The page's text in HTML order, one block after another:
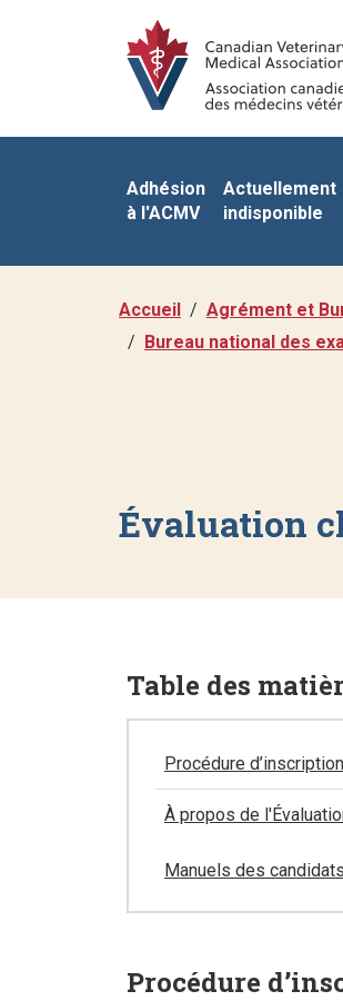
Adhésion
à l'ACMV
Actuellement
indisponible
Accueil
Agrément et
Bureau national des
Évaluation
Table des
Procédure d’inscription
À propos de
Manuels des candidats
Procédure